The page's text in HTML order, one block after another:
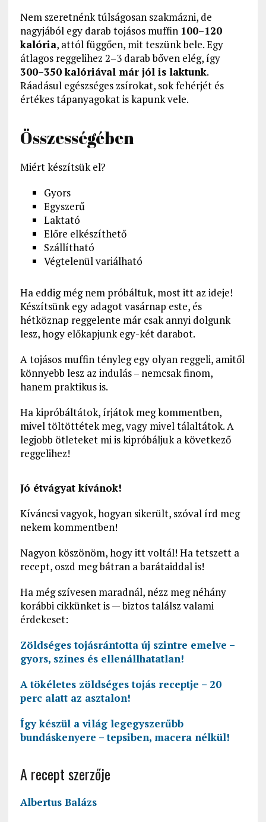
Nem szeretnénk túlságosan szakmázni, de
nagyjából egy darab tojásos muffin 100–120
kalória, attól függően, mit teszünk bele. Egy
átlagos reggelihez 2–3 darab bőven elég, így
300–350 kalóriával már jól is laktunk.
Ráadásul egészséges zsírokat, sok fehérjét és
értékes tápanyagokat is kapunk vele.
Összességében
Miért készítsük el?
Gyors
Egyszerű
Laktató
Előre elkészíthető
Szállítható
Végtelenül variálható
Ha eddig még nem próbáltuk, most itt az ideje!
Készítsünk egy adagot vasárnap este, és
hétköznap reggelente már csak annyi dolgunk
lesz, hogy előkapjunk egy-két darabot.
A tojásos muffin tényleg egy olyan reggeli, amitől
könnyebb lesz az indulás – nemcsak finom,
hanem praktikus is.
Ha kipróbáltátok, írjátok meg kommentben,
mivel töltöttétek meg, vagy mivel tálaltátok. A
legjobb ötleteket mi is kipróbáljuk a következő
reggelihez!
Jó étvágyat kívánok!
Kíváncsi vagyok, hogyan sikerült, szóval írd meg
nekem kommentben!
Nagyon köszönöm, hogy itt voltál! Ha tetszett a
recept, oszd meg bátran a barátaiddal is!
Ha még szívesen maradnál, nézz meg néhány
korábbi cikkünket is — biztos találsz valami
érdekeset:
Zöldséges tojásrántotta új szintre emelve –
gyors, színes és ellenállhatatlan!
A tökéletes zöldséges tojás receptje – 20
perc alatt az asztalon!
Így készül a világ legegyszerűbb
bundáskenyere – tepsiben, macera nélkül!
A recept szerzője
Albertus Balázs